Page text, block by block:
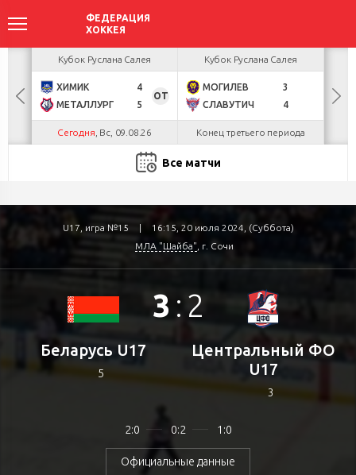
Кубок Руслана Салея
ХИМИК
4
МЕТАЛЛУРГ
5
ОТ
Сегодня , Вс, 09.08.26
Кубок Руслана Салея
МОГИЛЕВ
3
СЛАВУТИЧ
4
Конец третьего периода
Все матчи
U17, игра №15 |
16:15, 20 июля 2024, (Суббота)
МЛА "Шайба" , г. Сочи
Беларусь U17
5
3 : 2
2:0 0:2 1:0
Официальные данные
Центральный ФО
U17
3